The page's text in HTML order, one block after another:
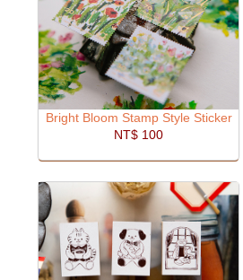
Bright Bloom Stamp Style Sticker
NT$ 100